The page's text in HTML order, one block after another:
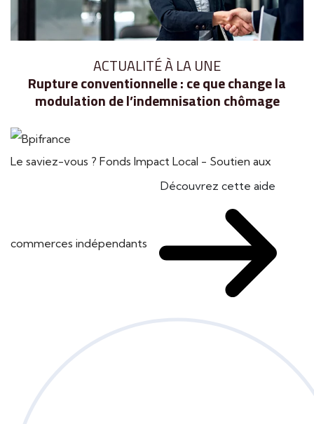
ACTUALITÉ À LA UNE
Rupture conventionnelle : ce que change la
modulation de l’indemnisation chômage
Le saviez-vous ? Fonds Impact Local - Soutien aux
commerces indépendants
Découvrez cette aide